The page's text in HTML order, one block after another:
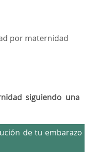
por maternidad
siguiendo una
de tu embarazo